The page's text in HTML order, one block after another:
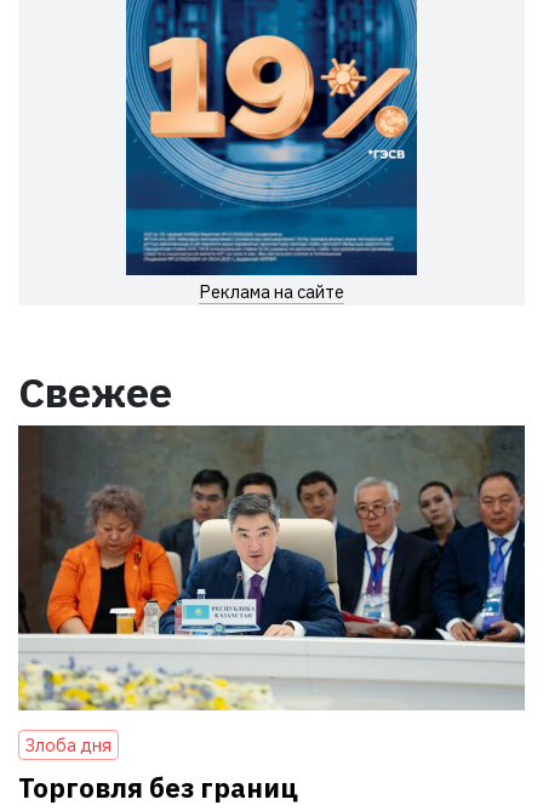
Реклама на сайте
Свежее
Злоба дня
Торговля без границ